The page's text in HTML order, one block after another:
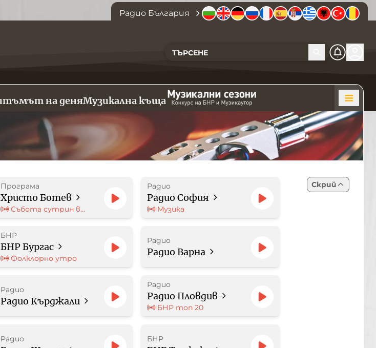
Радио България
на деняМузикална къща
Скрий
Програма
Христо Ботев
Събота сутрин в…
Радио
Радио София
Музика
БНР
БНР Бургас
Фолклорно утро
Радио
Радио Варна
Радио
Радио Кърджали
Радио
Радио Пловдив
БНР топ 20
Радио БНР